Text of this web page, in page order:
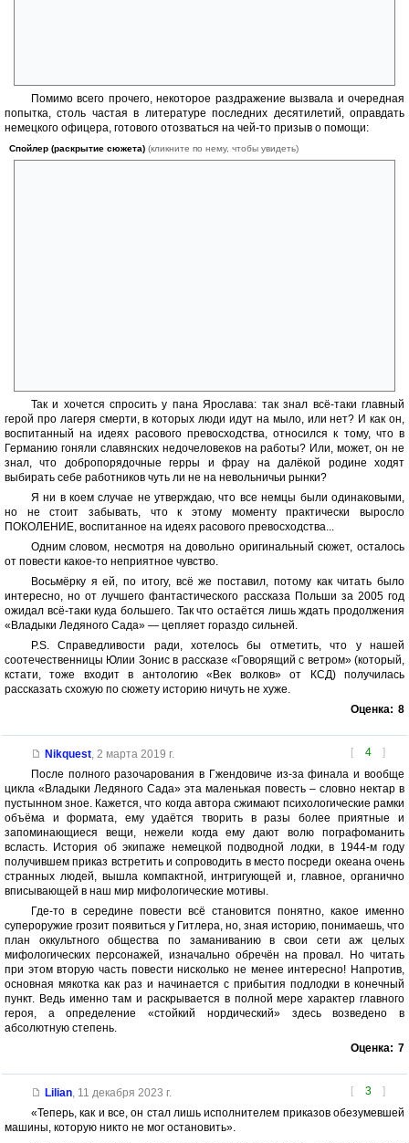
Помимо всего прочего, некоторое раздражение вызвала и очередная
попытка, столь частая в литературе последних десятилетий, оправдать
немецкого офицера, готового отозваться на чей-то призыв о помощи:
Спойлер (раскрытие сюжета) (кликните по нему, чтобы увидеть)
Так и хочется спросить у пана Ярослава: так знал всё-таки главный
герой про лагеря смерти, в которых люди идут на мыло, или нет? И как он,
воспитанный на идеях расового превосходства, относился к тому, что в
Германию гоняли славянских недочеловеков на работы? Или, может, он не
знал, что добропорядочные герры и фрау на далёкой родине ходят
выбирать себе работников чуть ли не на невольничьи рынки?
Я ни в коем случае не утверждаю, что все немцы были одинаковыми,
но не стоит забывать, что к этому моменту практически выросло
ПОКОЛЕНИЕ, воспитанное на идеях расового превосходства...
Одним словом, несмотря на довольно оригинальный сюжет, осталось
от повести какое-то неприятное чувство.
Восьмёрку я ей, по итогу, всё же поставил, потому как читать было
интересно, но от лучшего фантастического рассказа Польши за 2005 год
ожидал всё-таки куда большего. Так что остаётся лишь ждать продолжения
«Владыки Ледяного Сада» — цепляет гораздо сильней.
P.S. Справедливости ради, хотелось бы отметить, что у нашей
соотечественницы Юлии Зонис в рассказе «Говорящий с ветром» (который,
кстати, тоже входит в антологию «Век волков» от КСД) получилась
рассказать схожую по сюжету историю ничуть не хуже.
Оценка: 8
[ 4 ]
Nikquest, 2 марта 2019 г.
После полного разочарования в Гжендовиче из-за финала и вообще
цикла «Владыки Ледяного Сада» эта маленькая повесть – словно нектар в
пустынном зное. Кажется, что когда автора сжимают психологические рамки
объёма и формата, ему удаётся творить в разы более приятные и
запоминающиеся вещи, нежели когда ему дают волю пографоманить
всласть. История об экипаже немецкой подводной лодки, в 1944-м году
получившем приказ встретить и сопроводить в место посреди океана очень
странных людей, вышла компактной, интригующей и, главное, органично
вписывающей в наш мир мифологические мотивы.
Где-то в середине повести всё становится понятно, какое именно
супероружие грозит появиться у Гитлера, но, зная историю, понимаешь, что
план оккультного общества по заманиванию в свои сети аж целых
мифологических персонажей, изначально обречён на провал. Но читать
при этом вторую часть повести нисколько не менее интересно! Напротив,
основная мякотка как раз и начинается с прибытия подлодки в конечный
пункт. Ведь именно там и раскрывается в полной мере характер главного
героя, а определение «стойкий нордический» здесь возведено в
абсолютную степень.
Оценка: 7
[ 3 ]
Lilian, 11 декабря 2023 г.
«Теперь, как и все, он стал лишь исполнителем приказов обезумевшей
машины, которую никто не мог остановить».